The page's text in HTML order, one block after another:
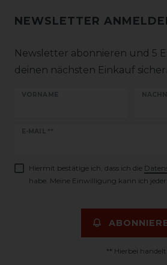
NEWSLETTER
Newsletter abonnieren und 5
deinen nächsten Einkauf
VORNAME
E-MAIL **
Newsletter
Hiermit bestätige ich, dass ich die
habe. Meine Einwilligung kann ich
** Hierbei